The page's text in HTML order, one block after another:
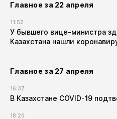
Главное за 22 апреля
11:52
У бывшего вице-министра
Казахстана нашли
Главное за 27 апреля
16:37
В Казахстане COVID-19
18:20